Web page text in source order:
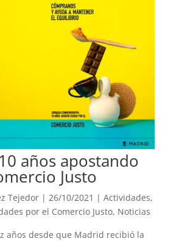
años apostando
Justo
Tejedor| 26/10/2021 | Actividades,
por el Comercio Justo, Noticias
años desde que Madrid recibió la